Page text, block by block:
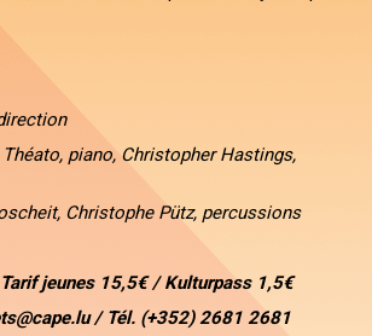
piano, Christopher Hastings,
Christophe Pütz, percussions
jeunes 15,5€ / Kulturpass 1,5€
/ Tél. (+352) 2681 2681